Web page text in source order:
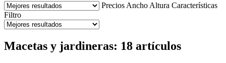
Precios Ancho Altura Características
Filtro
Macetas y jardineras: 18 artículos